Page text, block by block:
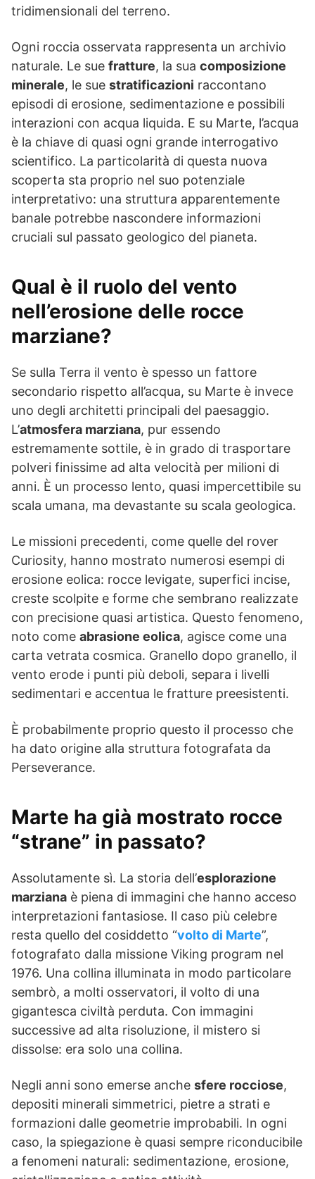
tridimensionali del terreno.
Ogni roccia osservata rappresenta un archivio
naturale. Le sue fratture, la sua composizione
minerale, le sue stratificazioni raccontano
episodi di erosione, sedimentazione e possibili
interazioni con acqua liquida. E su Marte, l’acqua
è la chiave di quasi ogni grande interrogativo
scientifico. La particolarità di questa nuova
scoperta sta proprio nel suo potenziale
interpretativo: una struttura apparentemente
banale potrebbe nascondere informazioni
cruciali sul passato geologico del pianeta.
Qual è il ruolo del vento
nell’erosione delle rocce
marziane?
Se sulla Terra il vento è spesso un fattore
secondario rispetto all’acqua, su Marte è invece
uno degli architetti principali del paesaggio.
L’atmosfera marziana, pur essendo
estremamente sottile, è in grado di trasportare
polveri finissime ad alta velocità per milioni di
anni. È un processo lento, quasi impercettibile su
scala umana, ma devastante su scala geologica.
Le missioni precedenti, come quelle del rover
Curiosity, hanno mostrato numerosi esempi di
erosione eolica: rocce levigate, superfici incise,
creste scolpite e forme che sembrano realizzate
con precisione quasi artistica. Questo fenomeno,
noto come abrasione eolica, agisce come una
carta vetrata cosmica. Granello dopo granello, il
vento erode i punti più deboli, separa i livelli
sedimentari e accentua le fratture preesistenti.
È probabilmente proprio questo il processo che
ha dato origine alla struttura fotografata da
Perseverance.
Marte ha già mostrato rocce
“strane” in passato?
Assolutamente sì. La storia dell’esplorazione
marziana è piena di immagini che hanno acceso
interpretazioni fantasiose. Il caso più celebre
resta quello del cosiddetto “volto di Marte”,
fotografato dalla missione Viking program nel
1976. Una collina illuminata in modo particolare
sembrò, a molti osservatori, il volto di una
gigantesca civiltà perduta. Con immagini
successive ad alta risoluzione, il mistero si
dissolse: era solo una collina.
Negli anni sono emerse anche sfere rocciose,
depositi minerali simmetrici, pietre a strati e
formazioni dalle geometrie improbabili. In ogni
caso, la spiegazione è quasi sempre riconducibile
a fenomeni naturali: sedimentazione, erosione,